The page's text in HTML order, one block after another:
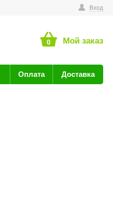
Вход
0 Мой заказ
Оплата Доставка